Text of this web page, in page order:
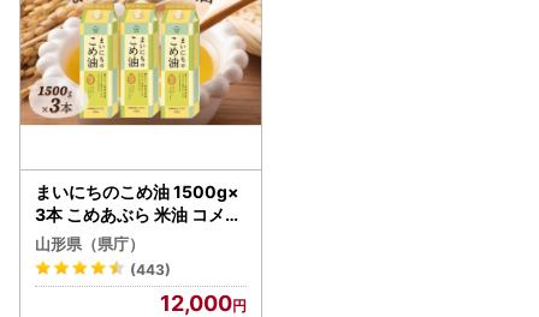
まいにちのこめ油 1500g×
3本 こめあぶら 米油 コメ油
揚げ物 炒め物 サラダ 山形
県 食用油 食用オイル 調理
油 油 食品 山形県 F2Y-173
山形県（県庁）
(443)
12,000